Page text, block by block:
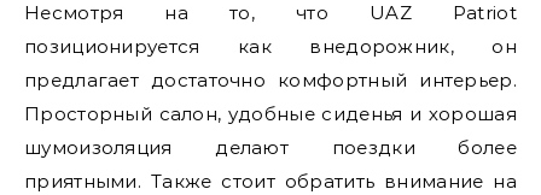
Несмотря на то, что UAZ Patriot
позиционируется как внедорожник, он
предлагает достаточно комфортный интерьер.
Просторный салон, удобные сиденья и хорошая
шумоизоляция делают поездки более
приятными. Также стоит обратить внимание на